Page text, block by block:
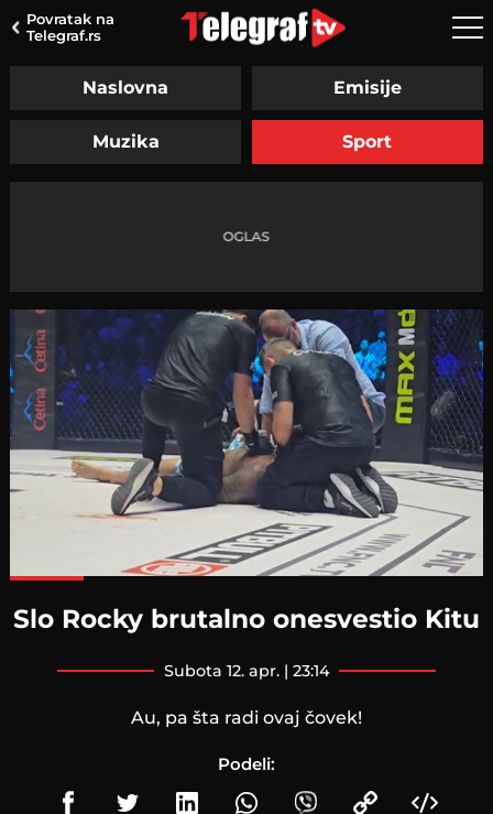
Povratak na
Telegraf.rs
Naslovna Emisije
Muzika Sport
Slo Rocky brutalno onesvestio Kitu
subota 12. apr. | 23:14
Au, pa šta radi ovaj čovek!
Podeli: